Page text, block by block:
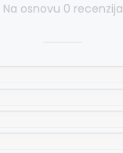
Na osnovu 0 recenzija